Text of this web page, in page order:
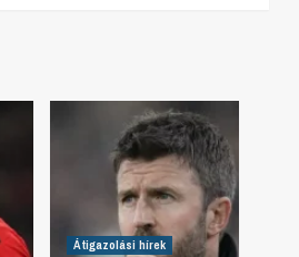
Átigazolási hírek